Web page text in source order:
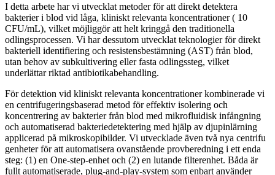
I detta arbete har vi utvecklat metoder för att direkt detektera
bakterier i blod vid låga, kliniskt relevanta koncentrationer ( 10
CFU/mL), vilket möjliggör att helt kringgå den traditionella
odlingsprocessen. Vi har dessutom utvecklat teknologier för direkt
bakteriell identifiering och resistensbestämning (AST) från blod,
utan behov av subkultivering eller fasta odlingssteg, vilket
underlättar riktad antibiotikabehandling.
För detektion vid kliniskt relevanta koncentrationer kombinerade vi
en centrifugeringsbaserad metod för effektiv isolering och
koncentrering av bakterier från blod med mikrofluidisk infångning
och automatiserad bakteriedetektering med hjälp av djupinlärning
applicerad på mikroskopibilder. Vi utvecklade även två nya centrifu
genheter för att automatisera ovanstående provberedning i ett enda
steg: (1) en One-step-enhet och (2) en lutande filterenhet. Båda är
fullt automatiserade, plug-and-play-system som enbart använder